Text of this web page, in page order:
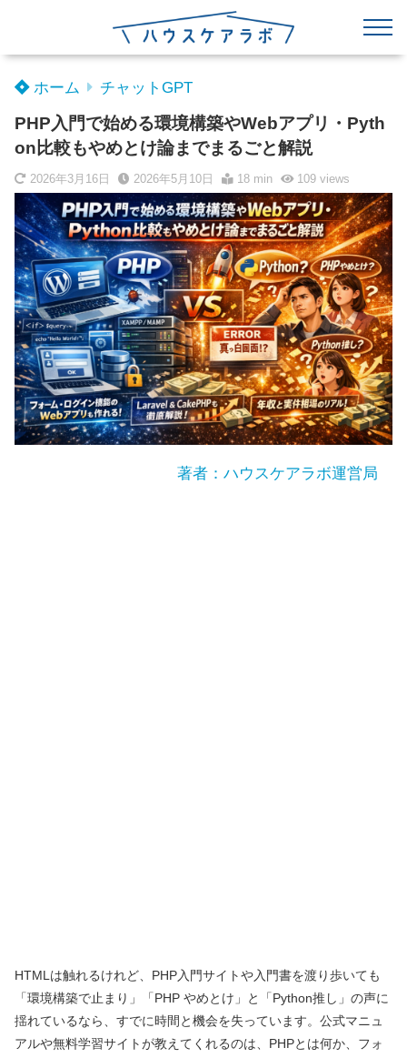
ホーム チャットGPT
PHP入門で始める環境構築やWebアプリ・Pyth
on比較もやめとけ論までまるごと解説
2026年3月16日 2026年5月10日 18 min 109views
著者：ハウスケアラボ運営局
HTMLは触れるけれど、PHP入門サイトや入門書を渡り歩いても
「環境構築で止まり」「PHP やめとけ」と「Python推し」の声に
揺れているなら、すでに時間と機会を失っています。公式マニュ
アルや無料学習サイトが教えてくれるのは、PHPとは何か、フォ